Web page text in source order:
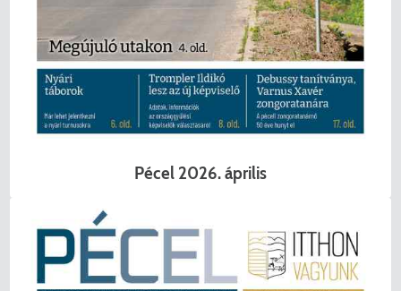
Pécel 2026. április